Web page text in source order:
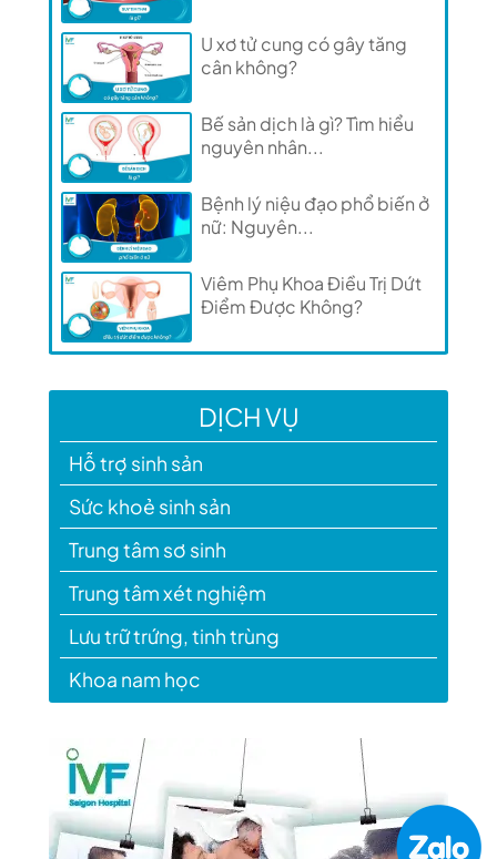
U xơ tử cung có gây tăng
cân không?
Bế sản dịch là gì? Tìm hiểu
nguyên nhân...
Bệnh lý niệu đạo phổ biến ở
nữ: Nguyên...
Viêm Phụ Khoa Điều Trị Dứt
Điểm Được Không?
DỊCH VỤ
Hỗ trợ sinh sản
Sức khoẻ sinh sản
Trung tâm sơ sinh
Trung tâm xét nghiệm
Lưu trữ trứng, tinh trùng
Khoa nam học